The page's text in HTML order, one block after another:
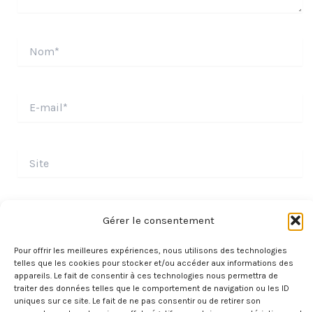
Gérer le consentement
Pour offrir les meilleures expériences, nous utilisons des technologies
telles que les cookies pour stocker et/ou accéder aux informations des
appareils. Le fait de consentir à ces technologies nous permettra de
traiter des données telles que le comportement de navigation ou les ID
uniques sur ce site. Le fait de ne pas consentir ou de retirer son
mail*